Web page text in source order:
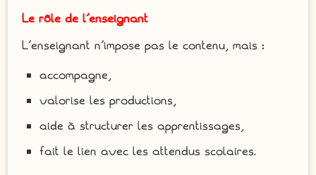
Le rôle de l’enseignant
L’enseignant n’impose pas le contenu, mais :
accompagne,
valorise les productions,
aide à structurer les apprentissages,
fait le lien avec les attendus scolaires.